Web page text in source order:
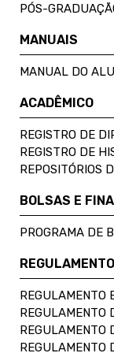
PÓS-
MANUAIS
MANUAL DO
ACADÊMICO
REGISTRO DE
REGISTRO DE
REPOSITÓRIOS
BOLSAS E
PROGRAMA DE
REGULAMENTO
REGULAMENTO
REGULAMENTO
REGULAMENTO